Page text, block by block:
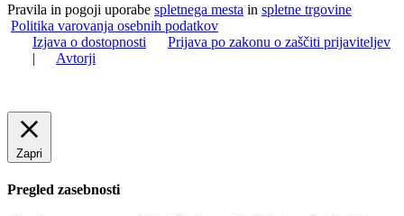
Pravila in pogoji uporabe spletnega mesta in spletne trgovine
Politika varovanja osebnih podatkov
Izjava o dostopnosti
Prijava po zakonu o zaščiti prijaviteljev
|
Avtorji
Zapri
Pregled zasebnosti